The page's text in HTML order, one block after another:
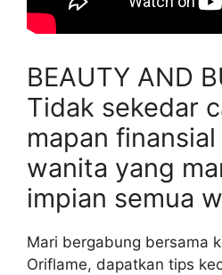
BEAUTY AND
Tidak sekedar
mapan
wanita yang
impian semua
Mari bergabung bersama
Oriflame, dapatkan tips